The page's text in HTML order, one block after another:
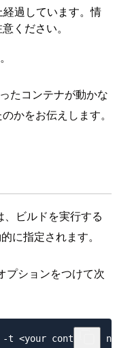
過しています。情
ください。
たコンテナが動かな
かをお伝えします。
ビルドを実行する
に指定されます。
プションをつけて次